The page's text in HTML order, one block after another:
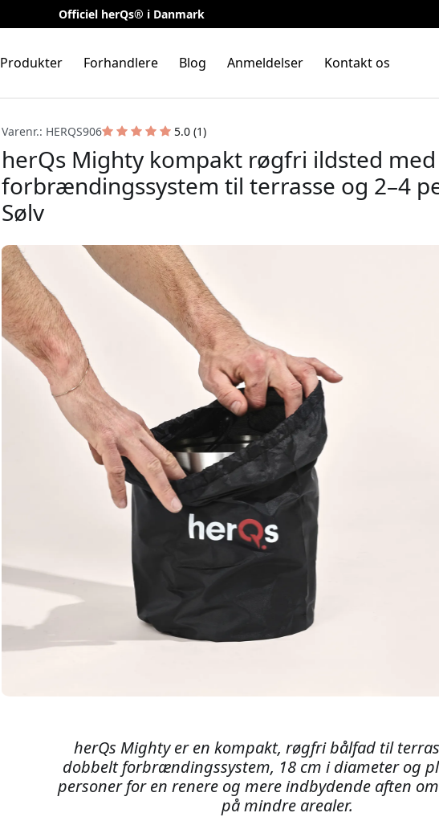
Officiel herQs® i Danmark
Produkter Forhandlere Blog Anmeldelser Kontakt os
Varenr.: HERQS906 5.0 (1)
herQs Mighty kompakt røgfri ildsted
forbrændingssystem til terrasse og 2–4
Sølv
herQs Mighty er en kompakt, røgfri bålfad til
dobbelt forbrændingssystem, 18 cm i diameter og
personer for en renere og mere indbydende aften
på mindre arealer.